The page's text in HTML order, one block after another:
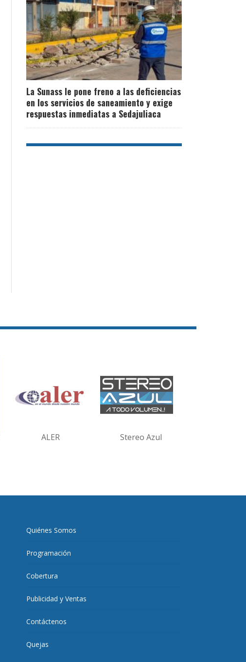
La Sunass le pone freno a las deficiencias
en los servicios de saneamiento y exige
respuestas inmediatas a Sedajuliaca
ALER Stereo Azul
Quiénes Somos
Programación
Cobertura
Publicidad y Ventas
Contáctenos
Quejas